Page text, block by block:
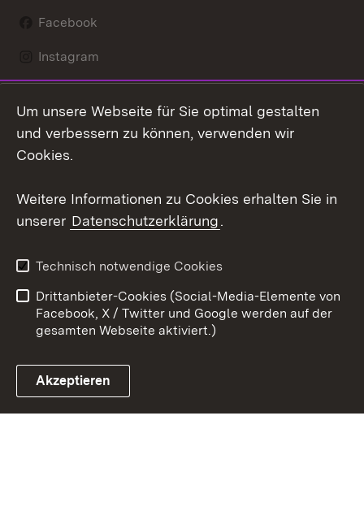
Facebook
Instagram
Mastodon
Youtube
Link zum Landesportal
Kontakt
Datenschutz
Barrierefreiheit
Impressum Cookies
Um unsere Webseite für Sie optimal gestalten
und verbessern zu können, verwenden wir
Cookies.
Weitere Informationen zu Cookies erhalten Sie in
unserer Datenschutzerklärung.
Technisch notwendige Cookies
Drittanbieter-Cookies (Social-Media-Elemente von
Facebook, X / Twitter und Google werden auf der
gesamten Webseite aktiviert.)
Akzeptieren